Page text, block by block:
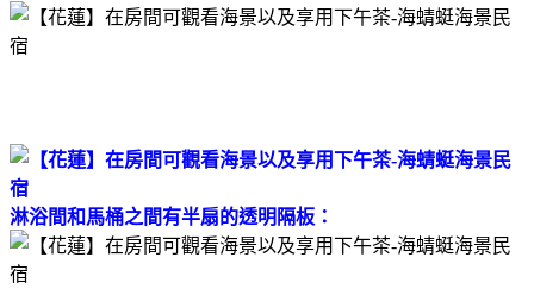
淋浴間和馬桶之間有半扇的透明隔板：